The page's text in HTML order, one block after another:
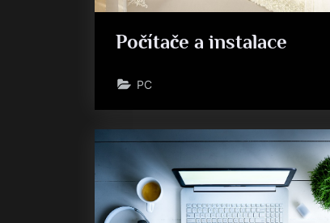
Počítače a instalace
PC